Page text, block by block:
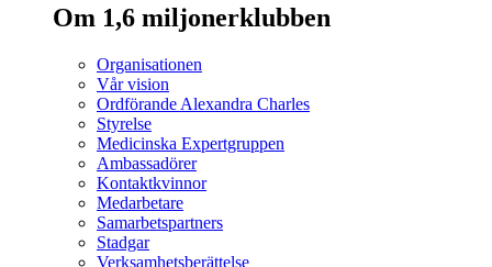
Om 1,6 miljonerklubben
Organisationen
Vår vision
Ordförande Alexandra Charles
Styrelse
Medicinska Expertgruppen
Ambassadörer
Kontaktkvinnor
Medarbetare
Samarbetspartners
Stadgar
Verksamhetsberättelse